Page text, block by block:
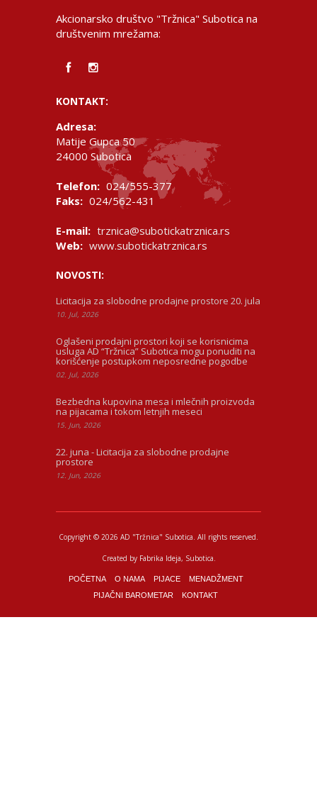
Akcionarsko društvo "Tržnica" Subotica na
društvenim mrežama:
KONTAKT:
Adresa:
Matije Gupca 50
24000 Subotica
Telefon: 024/555-377
Faks: 024/562-431
E-mail: trznica@subotickatrznica.rs
Web: www.subotickatrznica.rs
NOVOSTI:
Licitacija za slobodne prodajne prostore 20. jula
10. Jul, 2026
Oglašeni prodajni prostori koji se korisnicima
usluga AD “Tržnica” Subotica mogu ponuditi na
korišćenje postupkom neposredne pogodbe
02. Jul, 2026
Bezbedna kupovina mesa i mlečnih proizvoda
na pijacama i tokom letnjih meseci
15. Jun, 2026
22. juna - Licitacija za slobodne prodajne
prostore
12. Jun, 2026
Copyright © 2026 AD "Tržnica" Subotica. All rights reserved.
Created by Fabrika Ideja, Subotica.
POČETNA O NAMA PIJACE
MENADŽMENT
PIJAČNI BAROMETAR
KONTAKT